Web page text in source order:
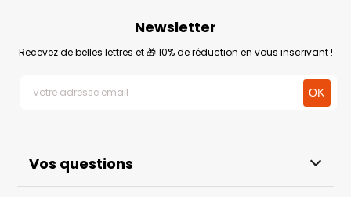
Vos questions
Newsletter
Recevez de belles lettres et 🎁 10% de réduction en vous inscrivant !